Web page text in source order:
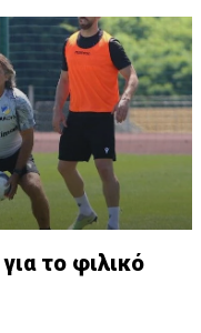
το φιλικό